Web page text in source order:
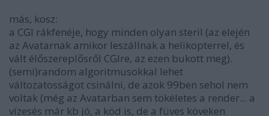
más, kosz:
a CGI rákfenéje, hogy minden olyan steril (az elején
az Avatarnak amikor leszállnak a helikopterrel, és
vált élőszereplősről CGIre, az ezen bukott meg).
(semi)random algoritmusokkal lehet
változatosságot csinálni, de azok 99ben sehol nem
voltak (még az Avatarban sem tökéletes a render... a
vízesés már kb jó, a köd is, de a füves köveken